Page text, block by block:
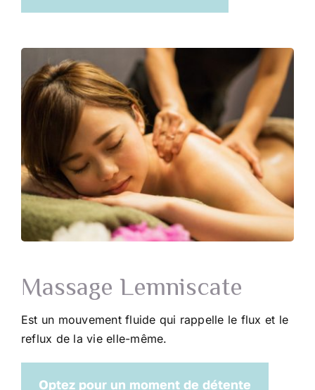
Massage Lemniscate
Est un mouvement fluide qui rappelle le flux et le
reflux de la vie elle-même.
Optez pour un moment de détente